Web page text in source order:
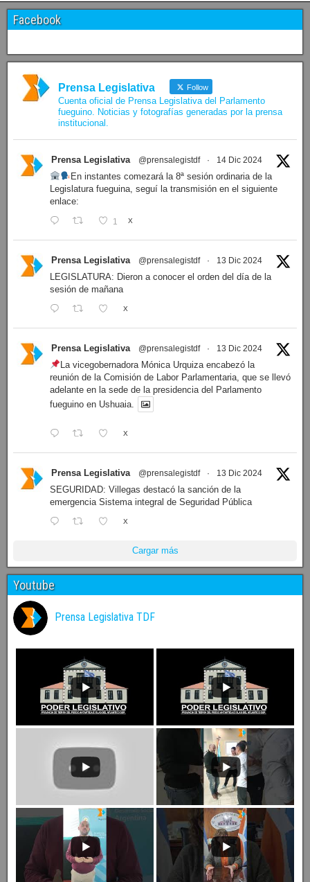
Facebook
Prensa Legislativa Follow
Cuenta oficial de Prensa Legislativa del Parlamento
fueguino. Noticias y fotografías generadas por la prensa
institucional.
Prensa Legislativa @prensalegistdf · 14 Dic 2024
En instantes comezará la 8ª sesión ordinaria de la
Legislatura fueguina, seguí la transmisión en el siguiente
enlace:
1 X
Prensa Legislativa @prensalegistdf · 13 Dic 2024
LEGISLATURA: Dieron a conocer el orden del día de la
sesión de mañana
X
Prensa Legislativa @prensalegistdf · 13 Dic 2024
La vicegobernadora Mónica Urquiza encabezó la
reunión de la Comisión de Labor Parlamentaria, que se llevó
adelante en la sede de la presidencia del Parlamento
fueguino en Ushuaia.
X
Prensa Legislativa @prensalegistdf · 13 Dic 2024
SEGURIDAD: Villegas destacó la sanción de la
emergencia Sistema integral de Seguridad Pública
X
Cargar más
Youtube
Prensa Legislativa TDF